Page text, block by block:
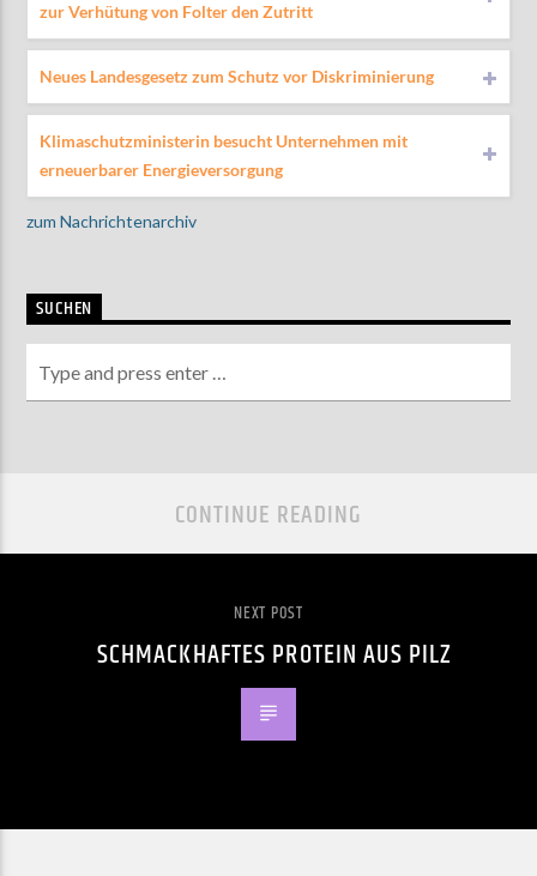
zur Verhütung von Folter den Zutritt
Neues Landesgesetz zum Schutz vor Diskriminierung
Klimaschutzministerin besucht Unternehmen mit
erneuerbarer Energieversorgung
zum Nachrichtenarchiv
SUCHEN
CONTINUE READING
NEXT POST
SCHMACKHAFTES PROTEIN AUS PILZ